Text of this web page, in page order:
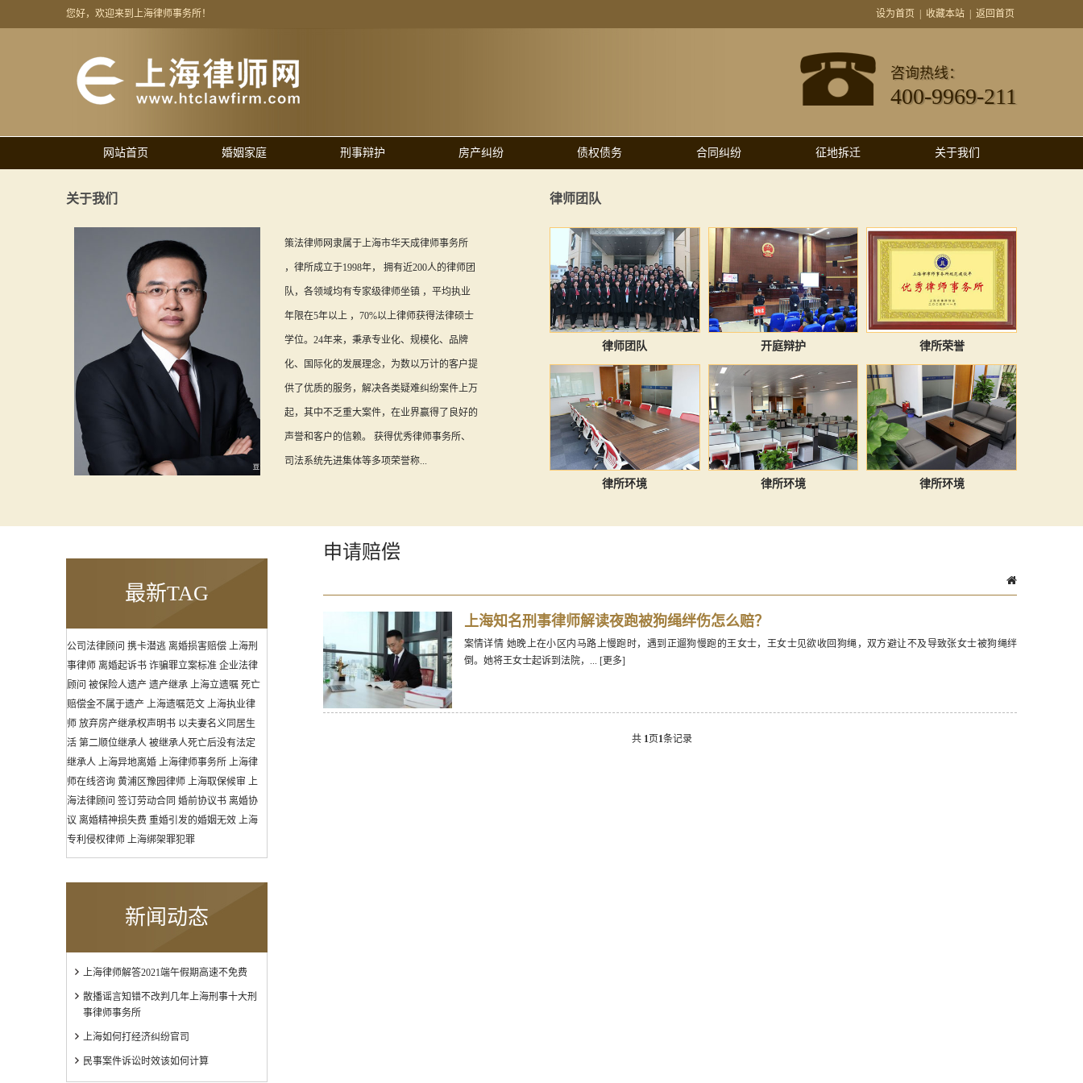
您好，欢迎来到上海律师事务所！ 设为首页 收藏本站 返回首页
咨询热线：
400-9969-211
网站首页 婚姻家庭 刑事辩护 房产纠纷 债权债务 合同纠纷 征地拆迁 关于我们
关于我们
策法律师网隶属于上海市华天成律师事务所
，律所成立于1998年， 拥有近200人的律师团
队，各领域均有专家级律师坐镇 ，平均执业
年限在5年以上 ，70%以上律师获得法律硕士
学位。24年来，秉承专业化、规模化、品牌
化、国际化的发展理念，为数以万计的客户提
供了优质的服务，解决各类疑难纠纷案件上万
起，其中不乏重大案件，在业界赢得了良好的
声誉和客户的信赖。 获得优秀律师事务所、
司法系统先进集体等多项荣誉称...
律师团队
律师团队 开庭辩护 律所荣誉
律所环境 律所环境 律所环境
最新TAG
公司法律顾问 携卡潜逃 离婚损害赔偿
上海刑
事律师 离婚起诉书 诈骗罪立案标准 企业法律
顾问 被保险人遗产 遗产继承 上海立遗嘱 死亡
赔偿金不属于遗产
上海遗嘱范文
上海执业律
师 放弃房产继承权声明书 以夫妻名义同居生
活 第二顺位继承人 被继承人死亡后没有法定
继承人
上海异地离婚 上海律师事务所
上海律
师在线咨询 黄浦区豫园律师 上海取保候审
上
海法律顾问 签订劳动合同 婚前协议书 离婚协
议 离婚精神损失费 重婚引发的婚姻无效
上海
专利侵权律师
上海绑架罪犯罪
新闻动态
上海律师解答2021端午假期高速不免费
散播谣言知错不改判几年上海刑事十大刑
事律师事务所
上海如何打经济纠纷官司
民事案件诉讼时效该如何计算
申请赔偿
上海知名刑事律师解读夜跑被狗绳绊伤怎么赔？
案情详情 她晚上在小区内马路上慢跑时，遇到正遛狗慢跑的王女士，王女士见欲收回狗绳，双方避让不及导致张女士被狗绳绊
倒。她将王女士起诉到法院，... [更多]
共 1页1条记录